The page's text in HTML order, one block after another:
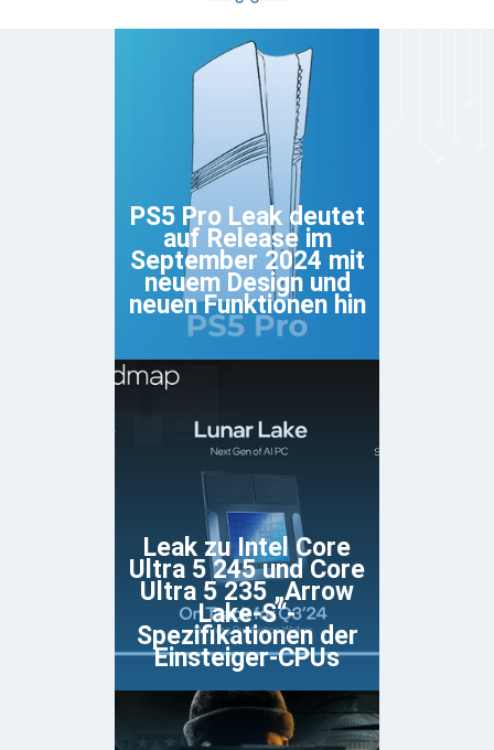
PS5 Pro Leak deutet
auf Release im
September 2024 mit
neuem Design und
neuen Funktionen hin
Leak zu Intel Core
Ultra 5 245 und Core
Ultra 5 235 „Arrow
Lake-S“-
Spezifikationen der
Einsteiger-CPUs